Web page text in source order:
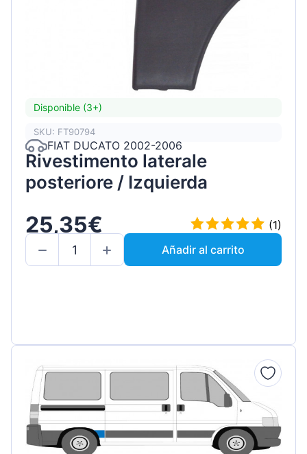
Disponible (3+)
SKU: FT90794
FIAT DUCATO 2002-2006
Rivestimento laterale
posteriore / Izquierda
25,35€
(1)
Añadir al carrito